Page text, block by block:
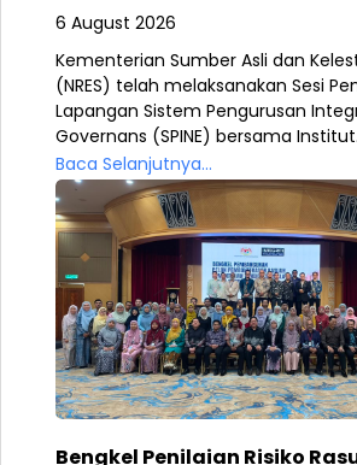
6 August 2026
Kementerian Sumber Asli dan
(NRES) telah melaksanakan Sesi
Lapangan Sistem Pengurusan
Governans (SPINE) bersama
Baca Selanjutnya...
Bengkel Penilaian Risiko